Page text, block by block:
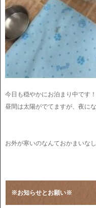
今日も穏やかにお泊まり中です！
昼間は太陽がでてますが、夜に
お外が寒いのなんておかまいな
※お知らせとお願い※